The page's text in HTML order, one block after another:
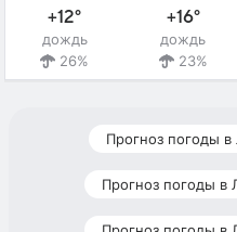
+12°
дождь
26%
+16°
дождь
23%
Прогноз погоды
Прогноз погоды